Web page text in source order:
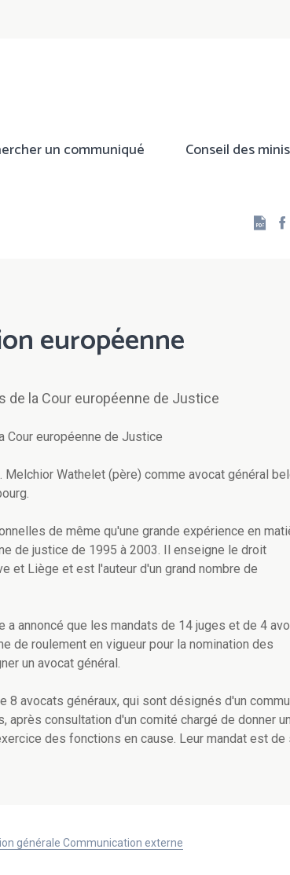
un communiqué Conseil des
européenne
de la Cour européenne de Justice
Cour européenne de Justice
Wathelet (père) comme avocat général
de même qu'une grande expérience en
de justice de 1995 à 2003. Il enseigne le droit
et Liège et est l'auteur d'un grand nombre de
annoncé que les mandats de 14 juges et de 4
de roulement en vigueur pour la nomination des
un avocat général.
avocats généraux, qui sont désignés d'un
consultation d'un comité chargé de donner un
des fonctions en cause. Leur mandat est de
générale Communication externe